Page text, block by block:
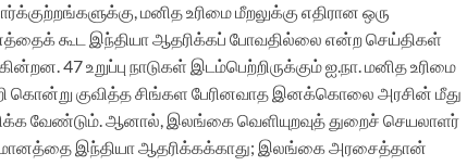
மனித உரிமை மீறலுக்கு எதிரான ஒரு
கூட இந்தியா ஆதரிக்கப் போவதில்லை என்ற செய்திகள்
47 உறுப்பு நாடுகள் இடம்பெற்றிருக்கும் ஐ.நா. மனித உரிமை
கொன்று குவித்த சிங்கள பேரினவாத இனக்கொலை அரசின் மீது
வேண்டும். ஆனால், இலங்கை வெளியுறவுத் துறைச் செயலாளர்
இந்தியா ஆதரிக்கக்காது; இலங்கை அரசைத்தான்